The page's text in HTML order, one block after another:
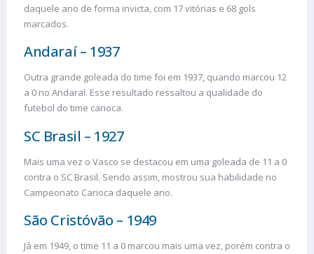
daquele ano de forma invicta, com 17 vitórias e 68 gols
marcados.
Andaraí – 1937
Outra grande goleada do time foi em 1937, quando marcou 12
a 0 no Andaraí. Esse resultado ressaltou a qualidade do
futebol do time carioca.
SC Brasil – 1927
Mais uma vez o Vasco se destacou em uma goleada de 11 a 0
contra o SC Brasil. Sendo assim, mostrou sua habilidade no
Campeonato Carioca daquele ano.
São Cristóvão – 1949
Já em 1949, o time 11 a 0 marcou mais uma vez, porém contra o